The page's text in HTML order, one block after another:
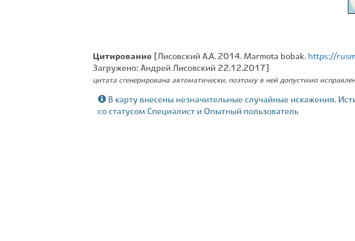
Цитирование [Лисовский А.А. 2014. Marmota bobak. https://
Загружено: Андрей Лисовский 22.12.2017]
цитата сгенерирована автоматически, поэтому в ней допустимо
В карту внесены незначительные случайные искажения.
со статусом Специалист и Опытный пользователь